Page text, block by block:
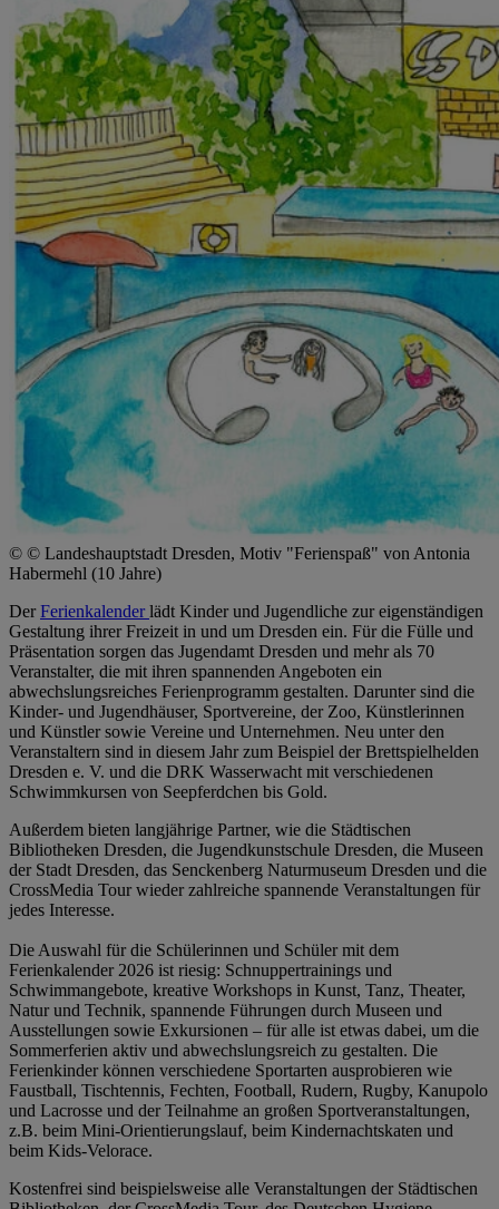
© © Landeshauptstadt Dresden, Motiv "Ferienspaß" von Antonia
Habermehl (10 Jahre)
DerFerienkalenderlädt Kinder und Jugendliche zur eigenständigen
Gestaltung ihrer Freizeit in und um Dresden ein. Für die Fülle und
Präsentation sorgen das Jugendamt Dresden und mehr als 70
Veranstalter, die mit ihren spannenden Angeboten ein
abwechslungsreiches Ferienprogramm gestalten. Darunter sind die
Kinder- und Jugendhäuser, Sportvereine, der Zoo, Künstlerinnen
und Künstler sowie Vereine und Unternehmen. Neu unter den
Veranstaltern sind in diesem Jahr zum Beispiel der Brettspielhelden
Dresden e. V. und die DRK Wasserwacht mit verschiedenen
Schwimmkursen von Seepferdchen bis Gold.
Außerdem bieten langjährige Partner, wie die Städtischen
Bibliotheken Dresden, die Jugendkunstschule Dresden, die Museen
der Stadt Dresden, das Senckenberg Naturmuseum Dresden und die
CrossMedia Tour wieder zahlreiche spannende Veranstaltungen für
jedes Interesse.
Die Auswahl für die Schülerinnen und Schüler mit dem
Ferienkalender 2026 ist riesig: Schnuppertrainings und
Schwimmangebote, kreative Workshops in Kunst, Tanz, Theater,
Natur und Technik, spannende Führungen durch Museen und
Ausstellungen sowie Exkursionen – für alle ist etwas dabei, um die
Sommerferien aktiv und abwechslungsreich zu gestalten. Die
Ferienkinder können verschiedene Sportarten ausprobieren wie
Faustball, Tischtennis, Fechten, Football, Rudern, Rugby, Kanupolo
und Lacrosse und der Teilnahme an großen Sportveranstaltungen,
z.B. beim Mini-Orientierungslauf, beim Kindernachtskaten und
beim Kids-Velorace.
Kostenfrei sind beispielsweise alle Veranstaltungen der Städtischen